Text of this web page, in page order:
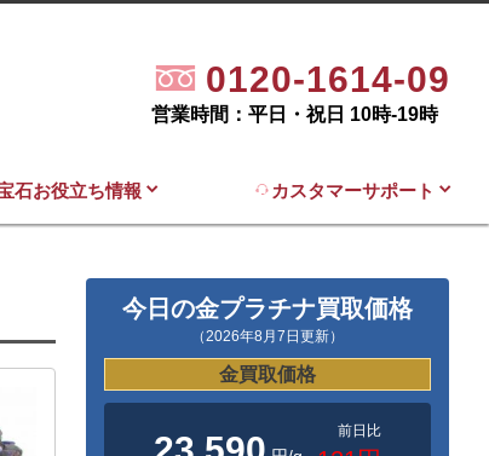
0120-1614-09
営業時間：平日・祝日 10時-19時
石お役立ち情報 カスタマーサポート
今日の金プラチナ買取価格
（2026年8月7日更新）
金買取価格
前日比